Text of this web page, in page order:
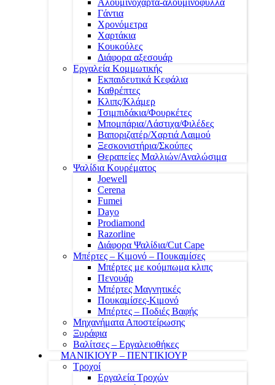
Αλουμινόχαρτα-αλουμινόφυλλα
Γάντια
Χρονόμετρα
Χαρτάκια
Κουκούλες
Διάφορα αξεσουάρ
Εργαλεία Κομμωτικής
Εκπαιδευτικά Κεφάλια
Καθρέπτες
Κλιπς/Κλάμερ
Τσιμπιδάκια/Φουρκέτες
Μπομπάρια/Λάστιχα/Φιλέδες
Βαποριζατέρ/Χαρτιά Λαιμού
Ξεσκονιστήρια/Σκούπες
Θεραπείες Μαλλιών/Αναλώσιμα
Ψαλίδια Κουρέματος
Joewell
Cerena
Fumei
Dayo
Prodiamond
Razorline
Διάφορα Ψαλίδια/Cut Cape
Μπέρτες – Κιμονό – Πουκαμίσες
Μπέρτες με κούμπωμα κλιπς
Πενουάρ
Μπέρτες Μαγνητικές
Πουκαμίσες-Κιμονό
Μπέρτες – Ποδιές Βαφής
Μηχανήματα Αποστείρωσης
Ξυράφια
Βαλίτσες – Εργαλειοθήκες
ΜΑΝΙΚΙΟΥΡ – ΠΕΝΤΙΚΙΟΥΡ
Τροχοί
Εργαλεία Τροχών